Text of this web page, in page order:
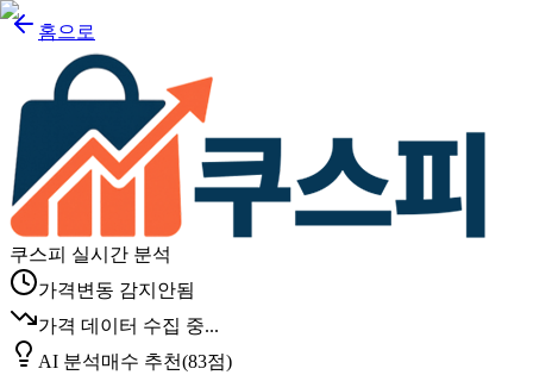
홈으로
쿠스피 실시간 분석
가격변동 감지안됨
가격 데이터 수집 중...
AI 분석매수 추천(83점)